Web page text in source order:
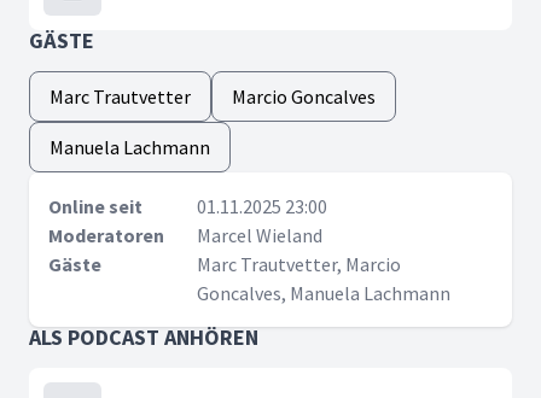
GÄSTE
Marc Trautvetter Marcio Goncalves
Manuela Lachmann
Online seit
01.11.2025 23:00
Moderatoren
Marcel Wieland
Gäste
Marc Trautvetter, Marcio
Goncalves, Manuela Lachmann
ALS PODCAST ANHÖREN